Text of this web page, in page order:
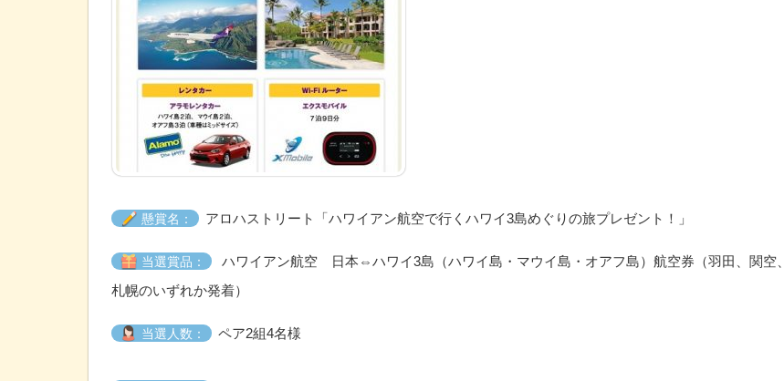
懸賞名： アロハストリート「ハワイアン航空で行くハワイ3島めぐりの旅プレゼント！」
当選賞品：
ハワイアン航空 日本⇔ハワイ3島（ハワイ島・マウイ島・オアフ島）航空券（羽田、関空、
札幌のいずれか発着）
当選人数： ペア2組4名様